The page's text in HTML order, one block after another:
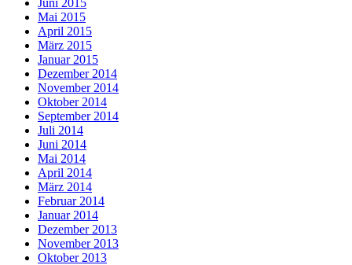
Juni 2015
Mai 2015
April 2015
März 2015
Januar 2015
Dezember 2014
November 2014
Oktober 2014
September 2014
Juli 2014
Juni 2014
Mai 2014
April 2014
März 2014
Februar 2014
Januar 2014
Dezember 2013
November 2013
Oktober 2013